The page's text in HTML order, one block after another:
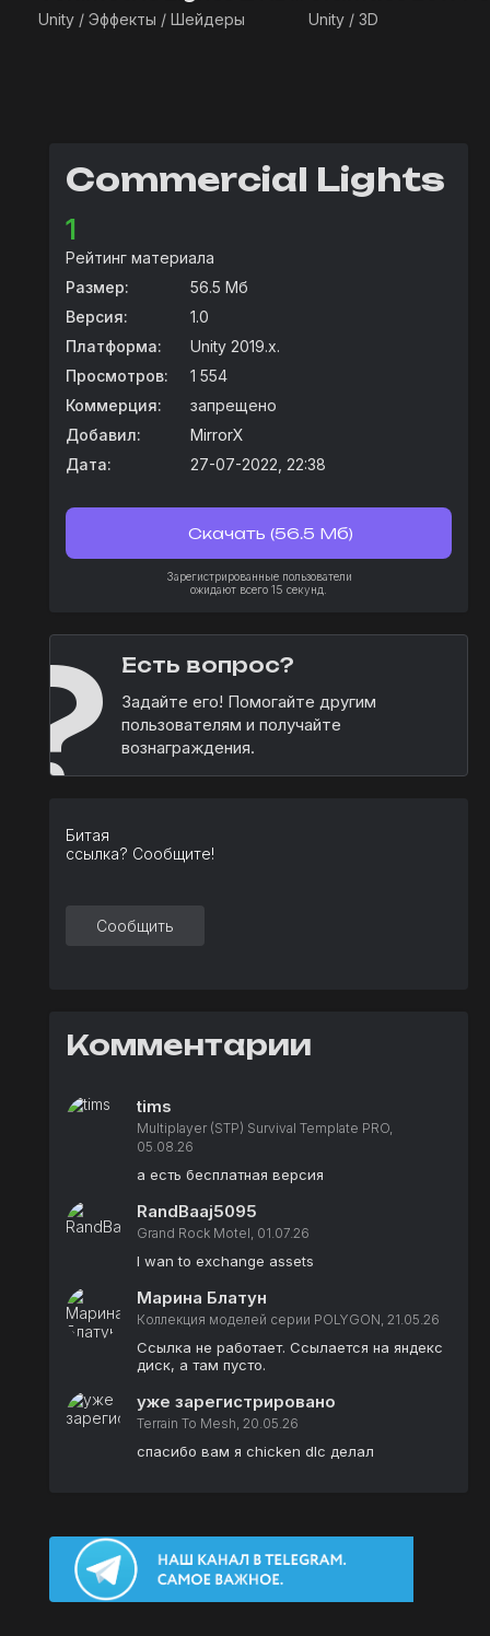
Unity / Эффекты / Шейдеры Unity / 3D
Commercial Lights
1
Рейтинг материала
Размер:
56.5 Мб
Версия:
1.0
Платформа:
Unity 2019.x.
Просмотров:
1 554
Коммерция:
запрещено
Добавил:
MirrorX
Дата:
27-07-2022, 22:38
Скачать (56.5 Мб)
Зарегистрированные пользователи
ожидают всего 15 секунд.
Есть вопрос?
Задайте его! Помогайте другим
пользователям и получайте
вознаграждения.
Битая
ссылка? Сообщите!
Сообщить
Комментарии
tims
Multiplayer (STP) Survival Template PRO,
05.08.26
а есть бесплатная версия
RandBaaj5095
Grand Rock Motel, 01.07.26
I wan to exchange assets
Марина Блатун
Коллекция моделей серии POLYGON, 21.05.26
Ссылка не работает. Ссылается на яндекс
диск, а там пусто.
уже зарегистрировано
Terrain To Mesh, 20.05.26
спасибо вам я chicken dlc делал